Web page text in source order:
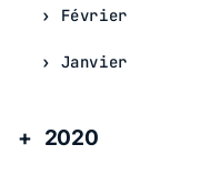
Février
Janvier
2020